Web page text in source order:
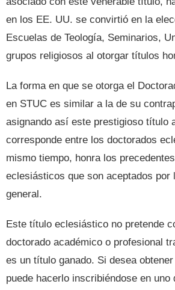
en los EE. UU. se convirtió en la
Escuelas de Teología, Seminarios,
grupos religiosos al otorgar títulos
La forma en que se otorga el
en STUC es similar a la de su
asignando así este prestigioso título
corresponde entre los doctorados
mismo tiempo, honra los
eclesiásticos que son aceptados por
general.
Este título eclesiástico no pretende
doctorado académico o profesional
es un título ganado. Si desea
puede hacerlo inscribiéndose en uno